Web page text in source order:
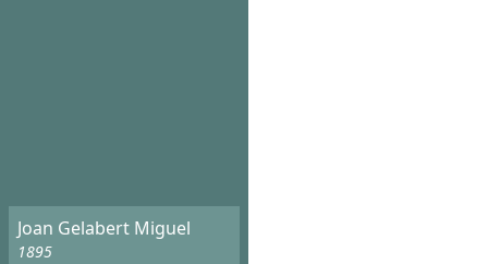
Joan Gelabert Miguel
1895